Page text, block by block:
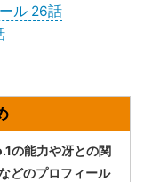
ル 26話
の能力や冴との関
どのプロフィール